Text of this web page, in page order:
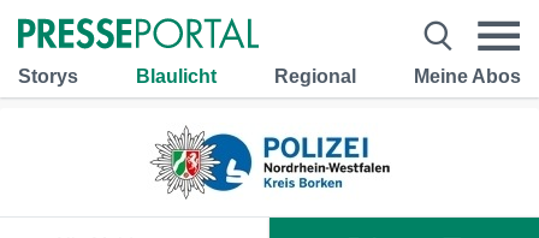
Storys Blaulicht Regional Meine Abos